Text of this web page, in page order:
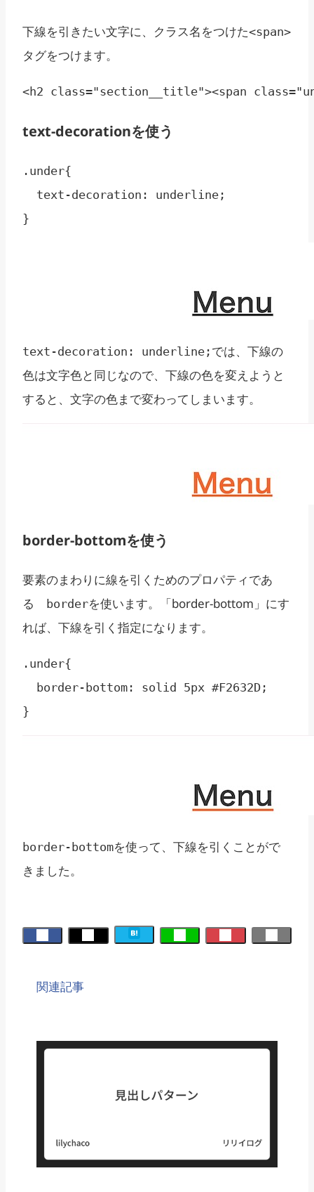
下線を引きたい文字に、クラス名をつけた<span>
タグをつけます。
<h2 class="section__title"><span
text-decorationを使う
.under{
  text-decoration: underline;
}
text-decoration: underline; では、下線の
色は文字色と同じなので、下線の色を変えようと
すると、文字の色まで変わってしまいます。
border-bottomを使う
要素のまわりに線を引くためのプロパティであ
る
borderを使います。「border-bottom」にす
れば、下線を引く指定になります。
.under{
  border-bottom: solid 5px #F2632D;
}
border-bottomを使って、下線を引くことがで
きました。
関連記事